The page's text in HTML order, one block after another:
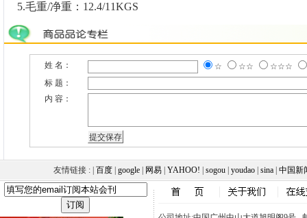
5.毛重/净重：12.4/11KGS
姓 名： ☆ ☆☆
☆☆☆
标 题：
内 容：
友情链接 : |百度 |google 网易 |YAHOO! |sogou |youdao |sina |中国新